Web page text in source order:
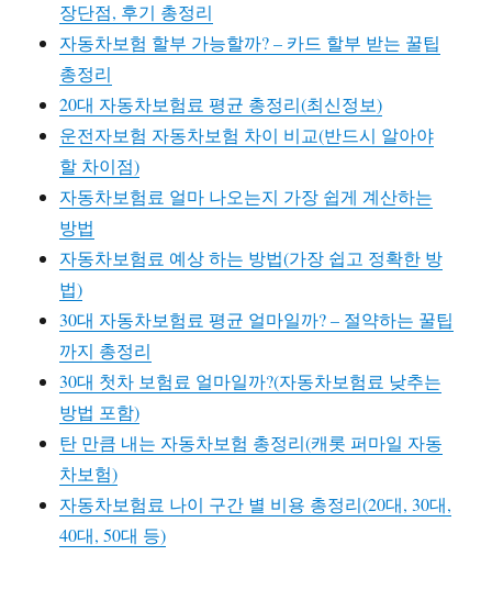
장단점, 후기 총정리
자동차보험 할부 가능할까? – 카드 할부 받는 꿀팁
총정리
20대 자동차보험료 평균 총정리(최신정보)
운전자보험 자동차보험 차이 비교(반드시 알아야
할 차이점)
자동차보험료 얼마 나오는지 가장 쉽게 계산하는
방법
자동차보험료 예상 하는 방법(가장 쉽고 정확한 방
법)
30대 자동차보험료 평균 얼마일까? – 절약하는 꿀팁
까지 총정리
30대 첫차 보험료 얼마일까?(자동차보험료 낮추는
방법 포함)
탄 만큼 내는 자동차보험 총정리(캐롯 퍼마일 자동
차보험)
자동차보험료 나이 구간 별 비용 총정리(20대, 30대,
40대, 50대 등)